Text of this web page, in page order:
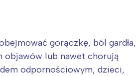
gorączkę, ból gardła,
objawów lub nawet chorują
odpornościowym, dzieci,